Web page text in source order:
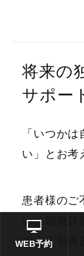
将来の
サポー
「いつか
い」とお考
患者様のご
い、治療
のうえ前向
WEB予約